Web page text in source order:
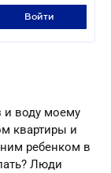
войти
и воду моему
квартиры и
ребенком в
Люди